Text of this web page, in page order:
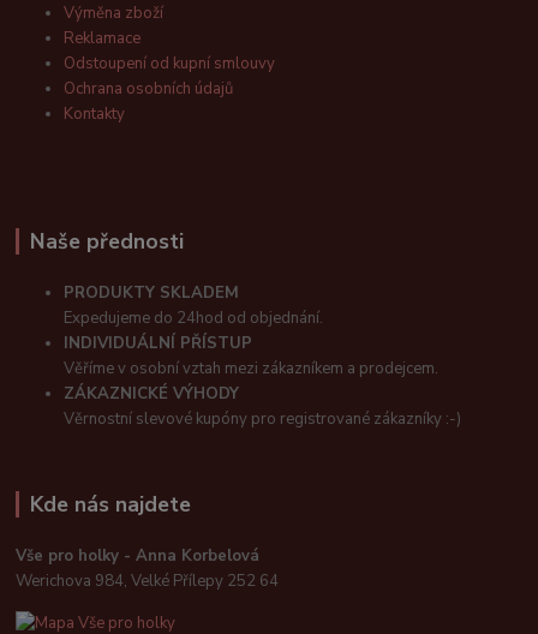
Výměna zboží
Reklamace
Odstoupení od kupní smlouvy
Ochrana osobních údajů
Kontakty
Naše přednosti
PRODUKTY SKLADEM
Expedujeme do 24hod od objednání.
INDIVIDUÁLNÍ PŘÍSTUP
Věříme v osobní vztah mezi zákazníkem a prodejcem.
ZÁKAZNICKÉ VÝHODY
Věrnostní slevové kupóny pro registrované zákazníky :-)
Kde nás najdete
Vše pro holky - Anna Korbelová
Werichova 984, Velké Přílepy 252 64